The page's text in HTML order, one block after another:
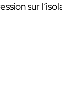
sur